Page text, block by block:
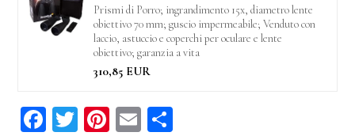
Prismi di Porro; ingrandimento 15x, diametro lente
obiettivo 70 mm; guscio impermeabile; Venduto con
laccio, astuccio e coperchi per oculare e lente
obiettivo; garanzia a vita
310,85 EUR
Fa T
Pi E